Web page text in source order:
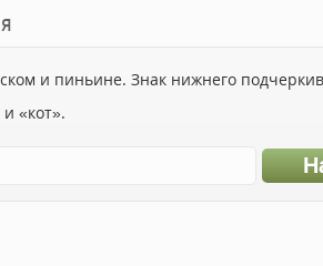
и пиньине. Знак нижнего
«кот».